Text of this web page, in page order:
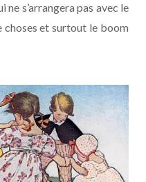
ne s’arrangera pas avec le
choses et surtout le boom